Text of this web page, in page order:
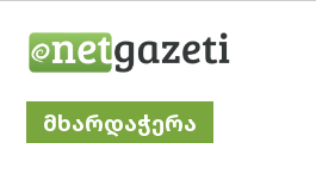
მხარდაჭერა